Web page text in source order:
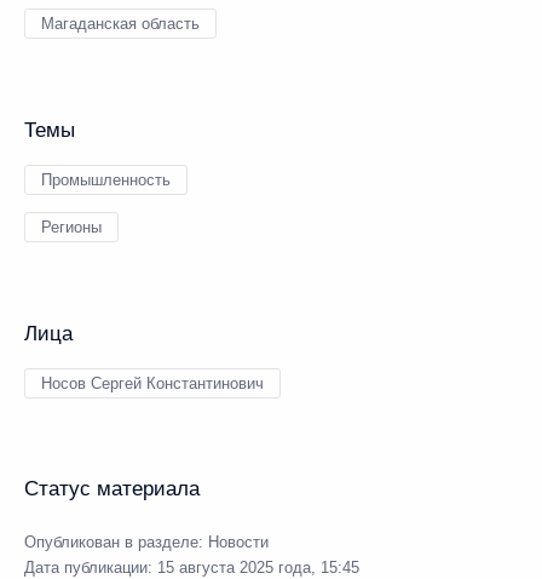
Магаданская область
Темы
Промышленность
Регионы
Лица
Носов Сергей Константинович
Статус материала
Опубликован в разделе: Новости
Дата публикации: 15 августа 2025 года, 15:45